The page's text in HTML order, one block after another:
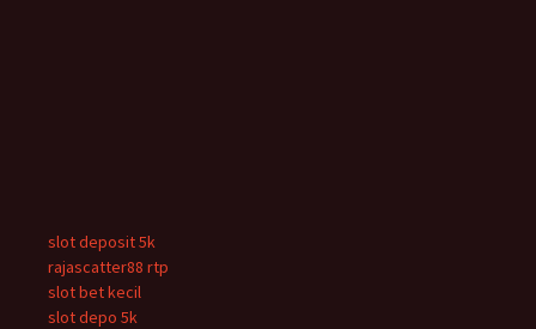
slot deposit 5k
rajascatter88 rtp
slot bet kecil
slot depo 5k